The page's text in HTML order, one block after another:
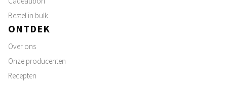
Bestel in bulk
ONTDEK
Over ons
Onze producenten
Recepten